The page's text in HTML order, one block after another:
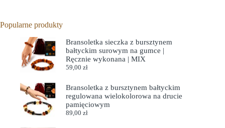
Popularne produkty
Bransoletka sieczka z bursztynem
bałtyckim surowym na gumce |
Ręcznie wykonana | MIX
59,00 zł
Bransoletka z bursztynem bałtyckim
regulowana wielokolorowa na drucie
pamięciowym
89,00 zł